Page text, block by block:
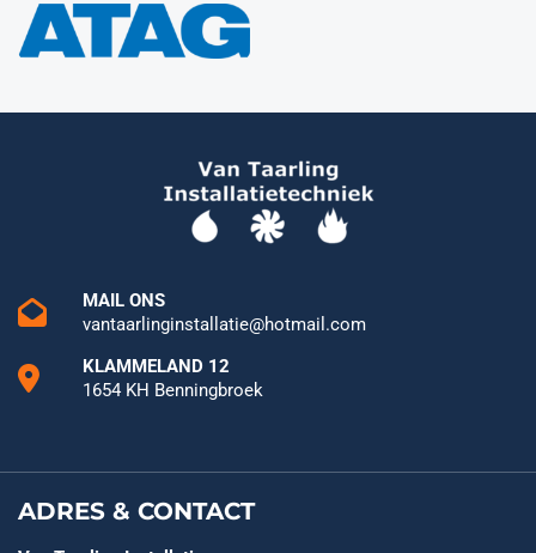
MAIL ONS
vantaarlinginstallatie@hotmail.com
KLAMMELAND 12
1654 KH Benningbroek
ADRES & CONTACT